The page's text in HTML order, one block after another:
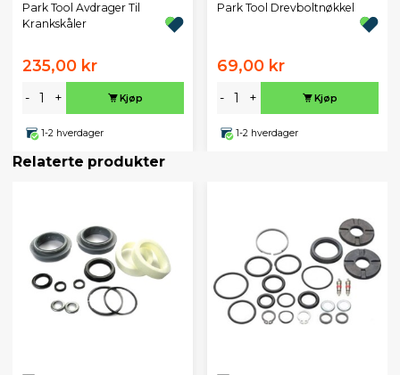
Park Tool Avdrager Til
Krankskåler
235,00 kr
- + Kjøp
1-2 hverdager
Park Tool Drevboltnøkkel
69,00 kr
- + Kjøp
1-2 hverdager
Relaterte produkter